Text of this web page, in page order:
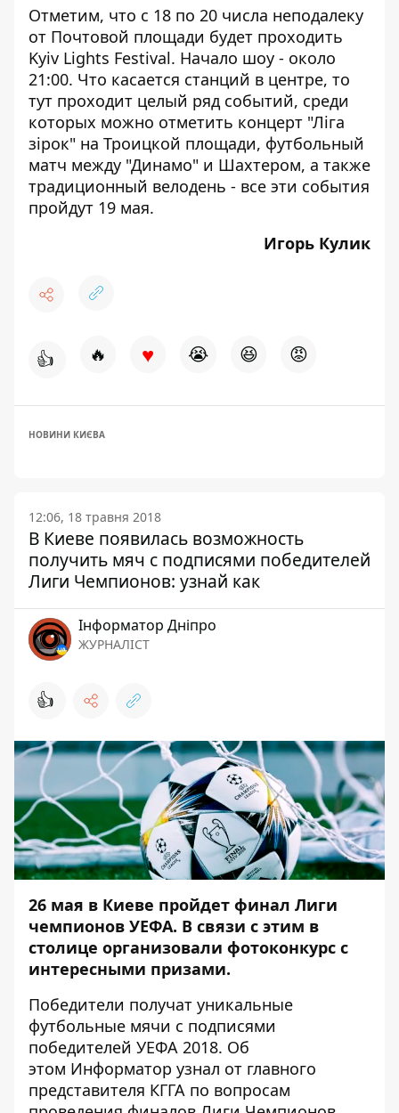
Отметим, что с 18 по 20 числа неподалеку
от Почтовой площади будет проходить
Kyiv Lights Festival. Начало шоу - около
21:00. Что касается станций в центре, то
тут проходит целый ряд событий, среди
которых можно отметить концерт "Ліга
зірок" на Троицкой площади, футбольный
матч между "Динамо" и Шахтером, а также
традиционный велодень - все эти события
пройдут 19 мая.
Игорь Кулик
👍 🔥 ♥ 😭 😆 😡
НОВИНИ КИЄВА
12:06, 18 травня 2018
В Киеве появилась возможность
получить мяч с подписями победителей
Лиги Чемпионов: узнай как
Інформатор Дніпро
ЖУРНАЛІСТ
👍
26 мая в Киеве пройдет финал Лиги
чемпионов УЕФА. В связи с этим в
столице организовали фотоконкурс с
интересными призами.
Победители получат уникальные
футбольные мячи с подписями
победителей УЕФА 2018. Об
этом Информатор узнал от главного
представителя КГГА по вопросам